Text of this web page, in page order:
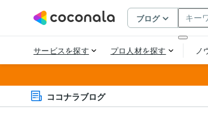
ココナラブログ